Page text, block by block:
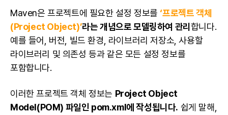
Maven은 프로젝트에 필요한 설정 정보를‘프로젝트 객체
(Project Object)’라는 개념으로 모델링하여 관리 합니다.
예를 들어, 버전, 빌드 환경, 라이브러리 저장소, 사용할
라이브러리 및 의존성 등과 같은 모든 설정 정보를
포함합니다.
이러한 프로젝트 객체 정보는 Project Object
Model(POM) 파일인 pom.xml에 작성됩니다. 쉽게 말해,